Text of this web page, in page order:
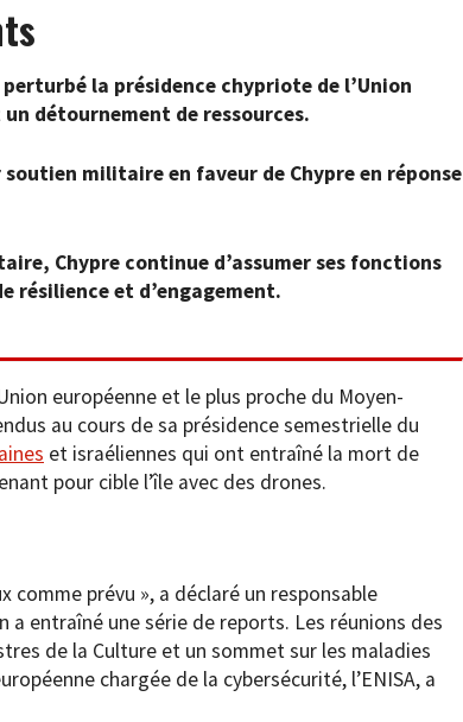
la présidence chypriote de l’Union
détournement de ressources.
militaire en faveur de Chypre en réponse
Chypre continue d’assumer ses fonctions
résilience et d’engagement.
européenne et le plus proche du Moyen-
au cours de sa présidence semestrielle du
et israéliennes qui ont entraîné la mort de
pour cible l’île avec des drones.
comme prévu », a déclaré un responsable
a entraîné une série de reports. Les réunions des
de la Culture et un sommet sur les maladies
chargée de la cybersécurité, l’ENISA, a